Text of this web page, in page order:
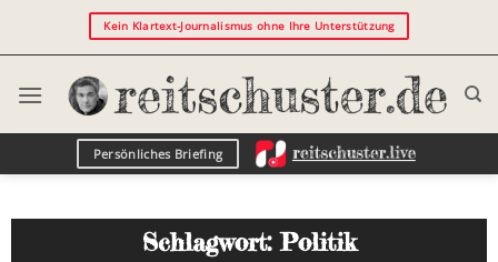
Kein Klartext-Journalismus ohne Ihre Unterstützung
Persönliches Briefing
Schlagwort: Politik